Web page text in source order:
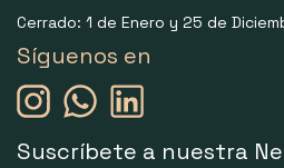
Cerrado: 1 de Enero y 25 de
Síguenos en
Suscríbete a nuestra